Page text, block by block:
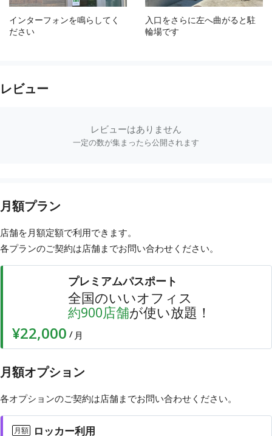
インターフォンを鳴らしてく
ださい
入口をさらに左へ曲がると駐
輪場です
レビュー
レビューはありません
一定の数が集まったら公開されます
月額プラン
店舗を月額定額で利用できます。
各プランのご契約は店舗までお問い合わせ ください。
プレミアムパスポート
全国のいいオフィス
約900店舗が使い放題！
¥22,000 / 月
月額オプション
各オプションのご契約は店舗までお問い合わせ ください。
月額 ロッカー利用